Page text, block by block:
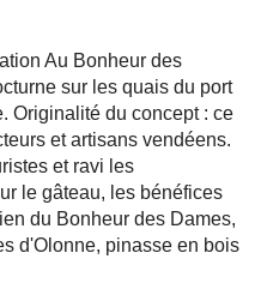
Au Bonheur des
sur les quais du port
Originalité du concept : ce
et artisans vendéens.
et ravi les
le gâteau, les bénéfices
du Bonheur des Dames,
d'Olonne, pinasse en bois